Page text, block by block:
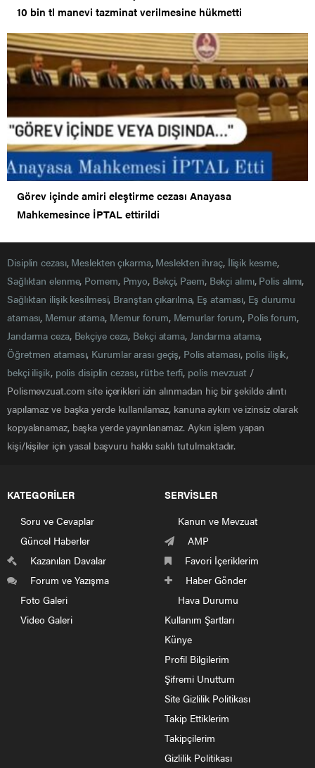
10 bin tl manevi tazminat verilmesine hükmetti
Görev içinde amiri eleştirme cezası Anayasa
Mahkemesince İPTAL ettirildi
Disiplin cezası, Meslekten çıkarma, Meslekten ihraç, İlişik kesme,
Sağlıktan elenme, Pomem, Pmyo, Bekçi, Paem, Bekçi alımı, Polis alımı,
Sağlıktan ilişik kesilmesi, Branştan çıkarılma, Eş ataması, Eş durumu
ataması, Memur atama, Memur forum, Memurlar forum, Polis forum,
Jandarma ceza, Bekçiye ceza, Bekçi atama, Jandarma atama,
Öğretmen ataması, Kurumlar arası geçiş, Polis ataması, polis ilişik,
bekçi ilişik, polis disiplin cezası, rütbe terfi, polis mevzuat/
Polismevzuat.com site içerikleri izin alınmadan hiç bir şekilde alıntı
yapılamaz ve başka yerde kullanılamaz, kanuna aykırı ve izinsiz olarak
kopyalanamaz, başka yerde yayınlanamaz. Aykırı işlem yapan
kişi/kişiler için yasal başvuru hakkı saklı tutulmaktadır.
KATEGORİLER
Soru ve Cevaplar
Güncel Haberler
Kazanılan Davalar
Forum ve Yazışma
Foto Galeri
Video Galeri
SERVİSLER
Kanun ve Mevzuat
AMP
Favori İçeriklerim
Haber Gönder
Hava Durumu
Kullanım Şartları
Künye
Profil Bilgilerim
Şifremi Unuttum
Site Gizlilik Politikası
Takip Ettiklerim
Takipçilerim
Gizlilik Politikası